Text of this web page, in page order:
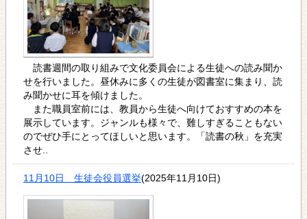
読書週間の取り組みで文化委員会による生徒への読み聞か
せを行いました。昼休みに多くの生徒が図書室に集まり、読
み聞かせに耳を傾けました。
また職員室前には、教員から生徒へ向けておすすめの本を
展示しています。ジャンルも様々で、難しすぎることもない
のでぜひ手にとってほしいと思います。「読書の秋」を充実
させ..
11月10日 生徒会役員選挙(2025年11月10日)